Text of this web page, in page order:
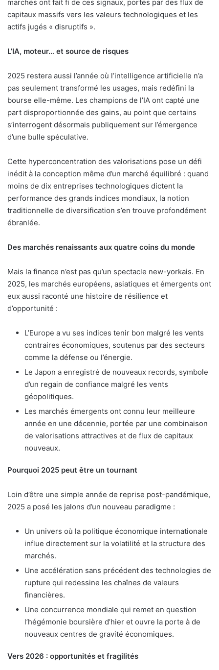
marchés ont fait fi de ces signaux, portés par des flux de
capitaux massifs vers les valeurs technologiques et les
actifs jugés « disruptifs ».
L’IA, moteur… et source de risques
2025 restera aussi l’année où l’intelligence artificielle n’a
pas seulement transformé les usages, mais redéfini la
bourse elle-même. Les champions de l’IA ont capté une
part disproportionnée des gains, au point que certains
s’interrogent désormais publiquement sur l’émergence
d’une bulle spéculative.
Cette hyperconcentration des valorisations pose un défi
inédit à la conception même d’un marché équilibré : quand
moins de dix entreprises technologiques dictent la
performance des grands indices mondiaux, la notion
traditionnelle de diversification s’en trouve profondément
ébranlée.
Des marchés renaissants aux quatre coins du monde
Mais la finance n’est pas qu’un spectacle new-yorkais. En
2025, les marchés européens, asiatiques et émergents ont
eux aussi raconté une histoire de résilience et
d’opportunité :
L’Europe a vu ses indices tenir bon malgré les vents
contraires économiques, soutenus par des secteurs
comme la défense ou l’énergie.
Le Japon a enregistré de nouveaux records, symbole
d’un regain de confiance malgré les vents
géopolitiques.
Les marchés émergents ont connu leur meilleure
année en une décennie, portée par une combinaison
de valorisations attractives et de flux de capitaux
nouveaux.
Pourquoi 2025 peut être un tournant
Loin d’être une simple année de reprise post-pandémique,
2025 a posé les jalons d’un nouveau paradigme :
Un univers où la politique économique internationale
influe directement sur la volatilité et la structure des
marchés.
Une accélération sans précédent des technologies de
rupture qui redessine les chaînes de valeurs
financières.
Une concurrence mondiale qui remet en question
l’hégémonie boursière d’hier et ouvre la porte à de
nouveaux centres de gravité économiques.
Vers 2026 : opportunités et fragilités